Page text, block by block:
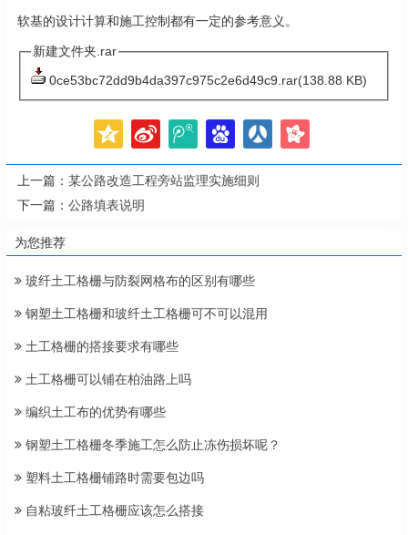
软基的设计计算和施工控制都有一定的参考意义。
新建文件夹.rar
0ce53bc72dd9b4da397c975c2e6d49c9.rar(138.88 KB)
上一篇： 某公路改造工程旁站监理实施细则
下一篇： 公路填表说明
为您推荐
玻纤土工格栅与防裂网格布的区别有哪些
钢塑土工格栅和玻纤土工格栅可不可以混用
土工格栅的搭接要求有哪些
土工格栅可以铺在柏油路上吗
编织土工布的优势有哪些
钢塑土工格栅冬季施工怎么防止冻伤损坏呢？
塑料土工格栅铺路时需要包边吗
自粘玻纤土工格栅应该怎么搭接